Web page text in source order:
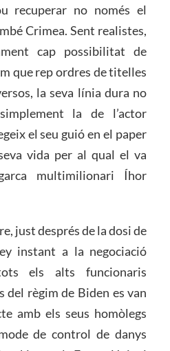
recuperar no només el
Crimea. Sent realistes,
cap possibilitat de
que rep ordres de titelles
la seva línia dura no
la de l’actor
el seu guió en el paper
vida per al qual el va
multimilionari Íhor
just després de la dosi de
instant a la negociació
els alts funcionaris
del règim de Biden es van
amb els seus homòlegs
de control de danys